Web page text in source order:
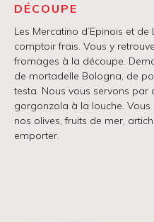
DÉCOUPE
Les Mercatino d’Epinois et
comptoir frais. Vous y
fromages à la découpe.
de mortadelle Bologna, de
testa. Nous vous servons par
gorgonzola à la louche. Vous
nos olives, fruits de mer,
emporter.